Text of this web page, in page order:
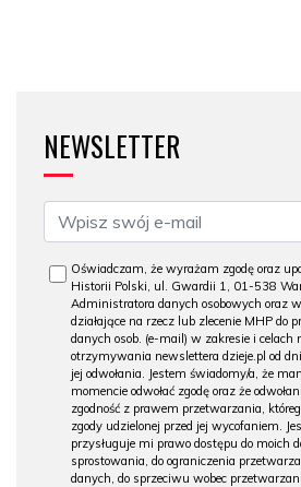
NEWSLETTER
Oświadczam, że wyrażam zgodę oraz
Historii Polski, ul. Gwardii 1, 01-538
Administratora danych osobowych oraz
działające na rzecz lub zlecenie MHP do
danych osob. (e-mail) w zakresie i celach
otrzymywania newslettera dzieje.pl od
jej odwołania. Jestem świadomy/a, że
momencie odwołać zgodę oraz że
zgodność z prawem przetwarzania,
zgody udzielonej przed jej wycofaniem.
przysługuje mi prawo dostępu do moich
sprostowania, do ograniczenia
danych, do sprzeciwu wobec